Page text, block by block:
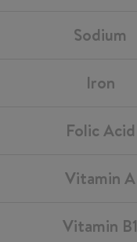
Sodium
Iron
Folic Acid
Vitamin A
Vitamin B1